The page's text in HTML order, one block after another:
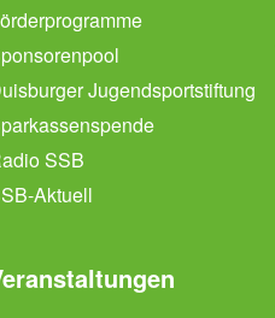
Jugendsportstiftung
SSB
Aktuell